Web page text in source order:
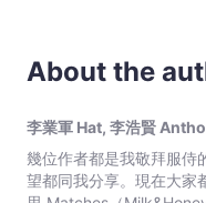
Chung
Bookniverse
About the
李業軍 Hat, 李浩賢
幾位作者都是我敬拜服侍
望都同我分享。現在大家